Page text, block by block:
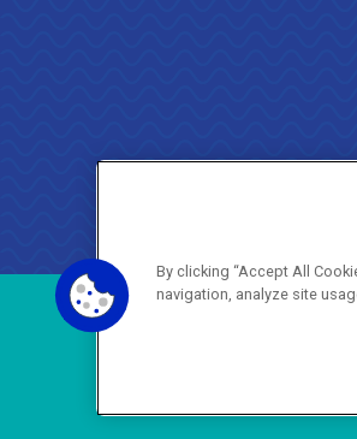
By clicking “Accept All
navigation, analyze site